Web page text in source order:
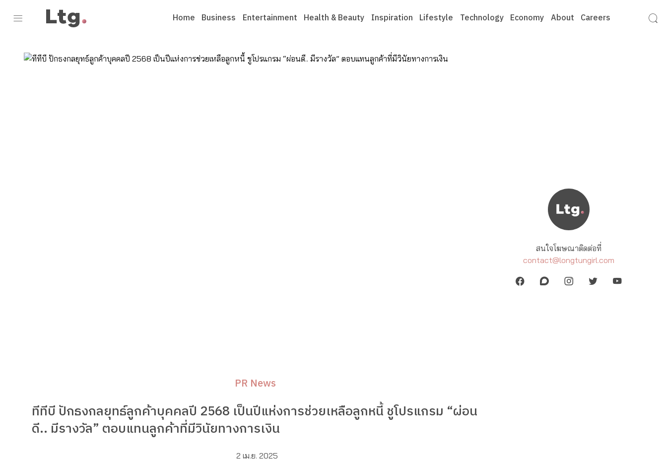
Home Business Entertainment Health & Beauty Inspiration Lifestyle Technology Economy About Careers
PR News
ทีทีบี ปักธงกลยุทธ์ลูกค้าบุคคลปี 2568 เป็นปีแห่งการช่วยเหลือลูกหนี้ ชูโปรแกรม “ผ่อน
ดี.. มีรางวัล” ตอบแทนลูกค้าที่มีวินัยทางการเงิน
2 เม.ย. 2025
สนใจโฆษณาติดต่อที่
contact@longtungirl.com